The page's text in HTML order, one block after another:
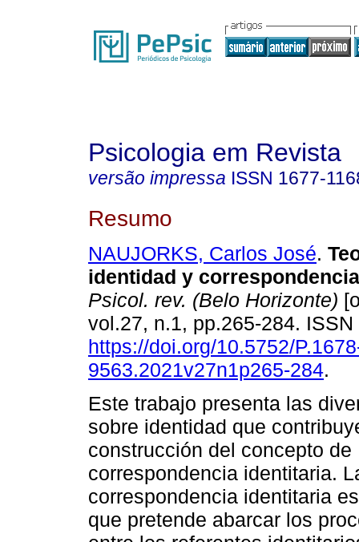
Psicologia em Revista
versão impressa ISSN 1677-
Resumo
NAUJORKS, Carlos José.
identidad y
Psicol. rev. (Belo Horizonte)
vol.27, n.1, pp.265-284.
https://doi.org/10.5752/
9563.2021v27n1p265-284.
Este trabajo presenta las
sobre identidad que
construcción del concepto de
correspondencia identitaria.
correspondencia identitaria
que pretende abarcar los